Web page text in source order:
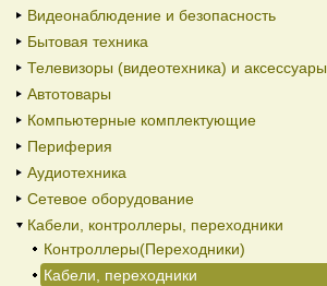
Видеонаблюдение и безопасность
Бытовая техника
Телевизоры (видеотехника) и аксессуары
Автотовары
Компьютерные комплектующие
Периферия
Аудиотехника
Сетевое оборудование
Кабели, контроллеры, переходники
Контроллеры(Переходники)
Кабели, переходники